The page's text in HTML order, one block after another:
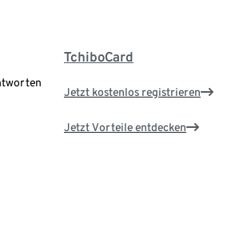
TchiboCard
Jetzt kostenlos registrieren
Jetzt Vorteile entdecken